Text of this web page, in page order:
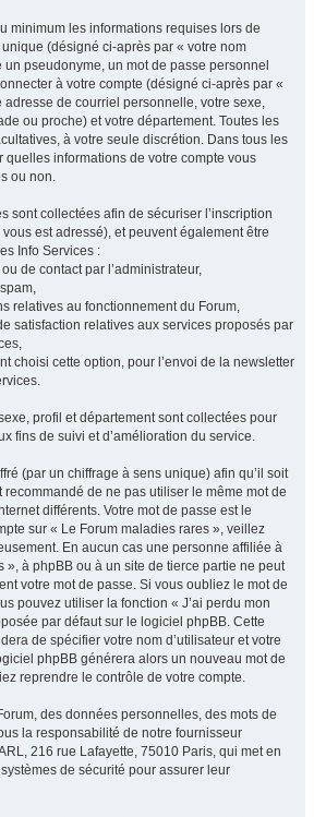
minimum les informations requises lors de
unique (désigné ci-après par « votre nom
un pseudonyme, un mot de passe personnel
à votre compte (désigné ci-après par «
adresse de courriel personnelle, votre sexe,
ou proche) et votre département. Toutes les
à votre seule discrétion. Dans tous les
quelles informations de votre compte vous
ou non.
sont collectées afin de sécuriser l’inscription
est adressé), et peuvent également être
Info Services :
de contact par l’administrateur,
relatives au fonctionnement du Forum,
satisfaction relatives aux services proposés par
choisi cette option, pour l’envoi de la newsletter
profil et département sont collectées pour
fins de suivi et d’amélioration du service.
(par un chiffrage à sens unique) afin qu’il soit
de ne pas utiliser le même mot de
différents. Votre mot de passe est le
sur « Le Forum maladies rares », veillez
En aucun cas une personne affiliée à
», à phpBB ou à un site de tierce partie ne peut
votre mot de passe. Si vous oubliez le mot de
pouvez utiliser la fonction « J’ai perdu mon
par défaut sur le logiciel phpBB. Cette
de spécifier votre nom d’utilisateur et votre
phpBB générera alors un nouveau mot de
reprendre le contrôle de votre compte.
des données personnelles, des mots de
la responsabilité de notre fournisseur
216 rue Lafayette, 75010 Paris, qui met en
de sécurité pour assurer leur